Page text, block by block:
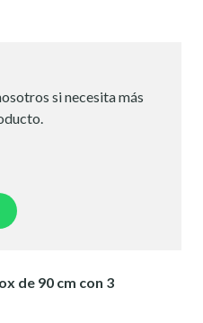
si necesita más
de 90 cm con 3